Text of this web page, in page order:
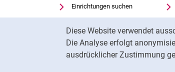
Diese Website verwendet
Die Analyse erfolgt
ausdrücklicher Zustimmung
Einrichtungen suchen
Stellenangebote
Notfall
Cookie-Einstellungen